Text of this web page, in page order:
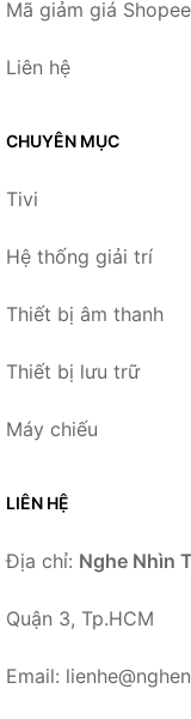
Mã giảm giá Shopee
Liên hệ
CHUYÊN MỤC
Tivi
Hệ thống giải trí
Thiết bị âm thanh
Thiết bị lưu trữ
Máy chiếu
LIÊN HỆ
Địa chỉ: Nghe Nhìn
Quận 3, Tp.HCM
Email: